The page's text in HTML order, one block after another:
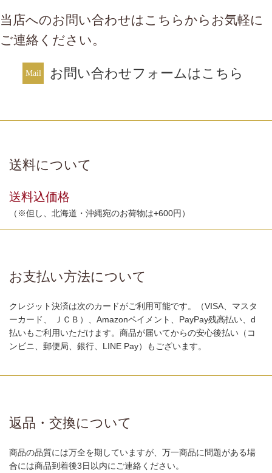
当店へのお問い合わせはこちらからお気軽に
ご連絡ください。
お問い合わせフォームはこちら
送料について
送料込価格
（※但し、北海道・沖縄宛のお荷物は+600円）
お支払い方法について
クレジット決済は次のカードがご利用可能です。（VISA、マスタ
ーカード、 ＪＣＢ）、Amazonペイメント、PayPay残高払い、d
払いもご利用いただけます。商品が届いてからの安心後払い（コ
ンビニ、郵便局、銀行、LINE Pay）もございます。
返品・交換について
商品の品質には万全を期していますが、万一商品に問題がある場
合には商品到着後3日以内にご連絡ください。